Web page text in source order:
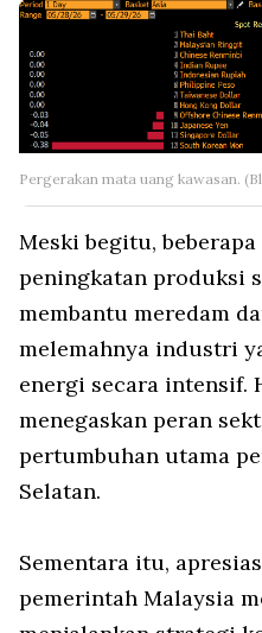
Pergerakan mata uang kawasan.
Meski begitu,
peningkatan produksi
membantu meredam
melemahnya industri
energi secara intensif.
menegaskan peran
pertumbuhan utama
Selatan.
Sementara itu,
pemerintah Malaysia